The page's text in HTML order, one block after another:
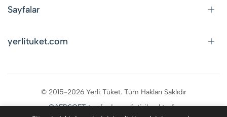
Sayfalar
yerlituket.com
© 2015-2026 Yerli Tüket. Tüm Hakları Saklıdır
CAFDSOFTtarafından geliştirilmektedir.